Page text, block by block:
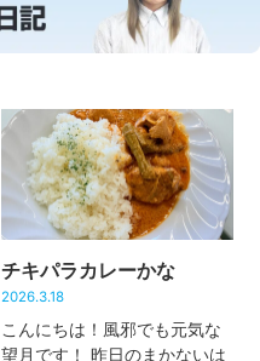
チキパラカレーかな
2026.3.18
こんにちは！風邪でも元気な
望月です！ 昨日のまかないは